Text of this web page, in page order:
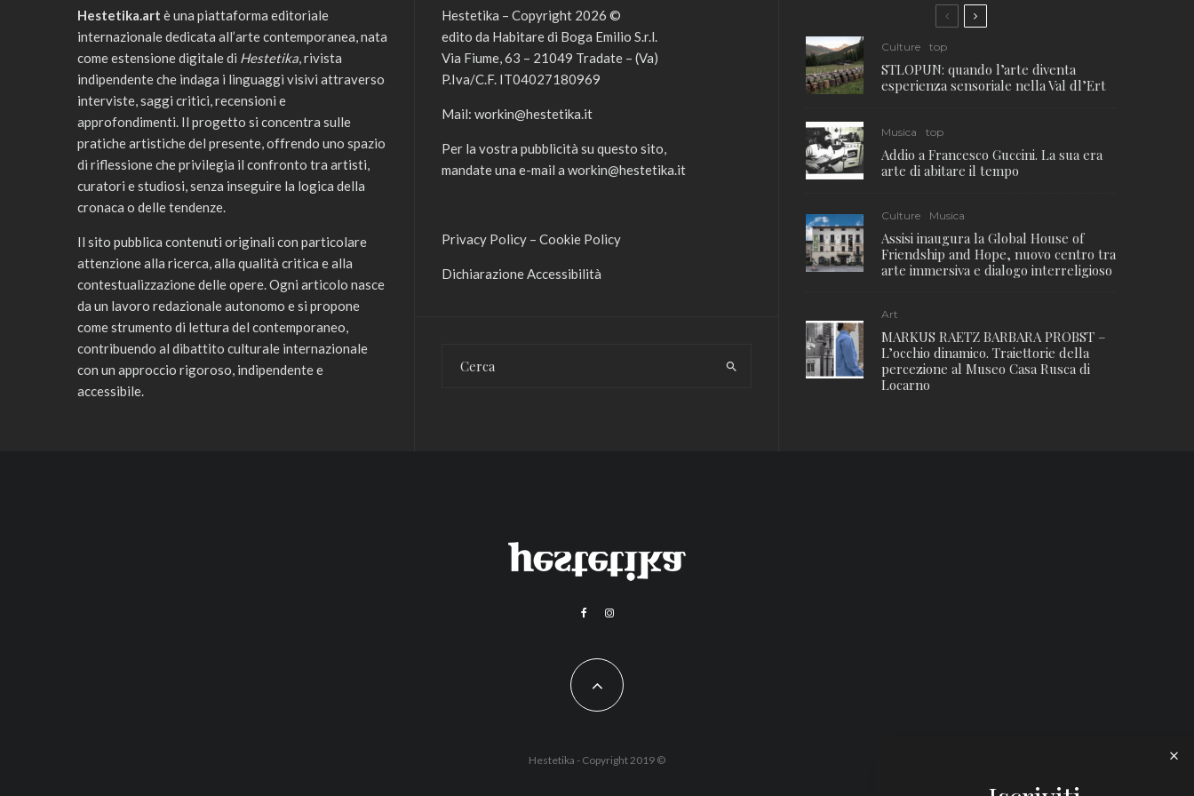
Hestetika.art è una piattaforma editoriale
internazionale dedicata all’arte contemporanea, nata
come estensione digitale di Hestetika, rivista
indipendente che indaga i linguaggi visivi attraverso
interviste, saggi critici, recensioni e
approfondimenti. Il progetto si concentra sulle
pratiche artistiche del presente, offrendo uno spazio
di riflessione che privilegia il confronto tra artisti,
curatori e studiosi, senza inseguire la logica della
cronaca o delle tendenze.
Il sito pubblica contenuti originali con particolare
attenzione alla ricerca, alla qualità critica e alla
contestualizzazione delle opere. Ogni articolo nasce
da un lavoro redazionale autonomo e si propone
come strumento di lettura del contemporaneo,
contribuendo al dibattito culturale internazionale
con un approccio rigoroso, indipendente e
accessibile.
Hestetika – Copyright 2026 ©
edito da Habitare di Boga Emilio S.r.l.
Via Fiume, 63 – 21049 Tradate – (Va)
P.Iva/C.F. IT04027180969
Mail: workin@hestetika.it
Per la vostra pubblicità su questo sito,
mandate una e-mail a workin@hestetika.it
Privacy Policy – Cookie Policy
Dichiarazione Accessibilità
Culture top
STLOPUN: quando l’arte diventa
esperienza sensoriale nella Val dl’Ert
Musica top
Addio a Francesco Guccini. La sua era
arte di abitare il tempo
Culture Musica
Assisi inaugura la Global House of
Friendship and Hope, nuovo centro tra
arte immersiva e dialogo interreligioso
Art
MARKUS RAETZ BARBARA PROBST –
L’occhio dinamico. Traiettorie della
percezione al Museo Casa Rusca di
Locarno
Hestetika - Copyright 2019 ©